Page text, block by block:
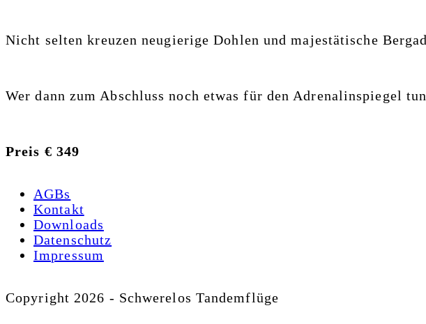
Nicht selten kreuzen neugierige Dohlen und majestätische
Wer dann zum Abschluss noch etwas für den Adrenalinspiegel
Preis € 349
AGBs
Kontakt
Downloads
Datenschutz
Impressum
Copyright 2026 - Schwerelos Tandemflüge